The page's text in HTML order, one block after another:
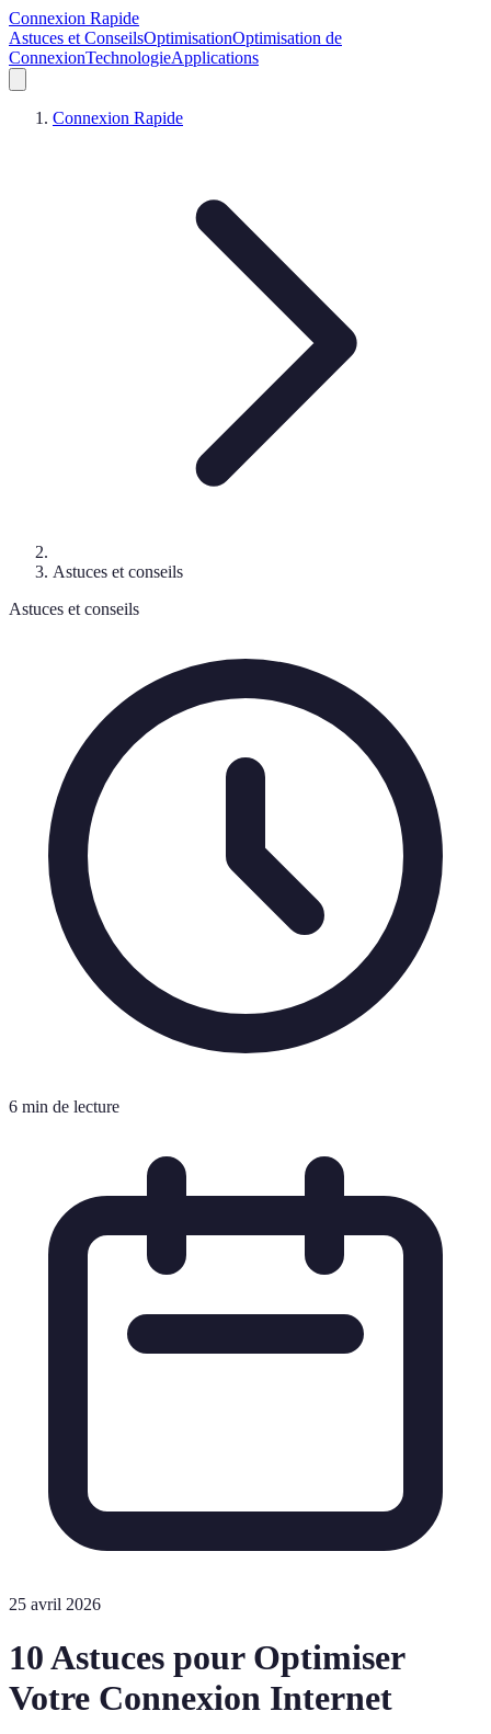
Connexion Rapide
Astuces et ConseilsOptimisationOptimisation de
ConnexionTechnologieApplications
Connexion Rapide
Astuces et conseils
Astuces et conseils
6 min de lecture
25 avril 2026
10 Astuces pour Optimiser
Votre Connexion Internet